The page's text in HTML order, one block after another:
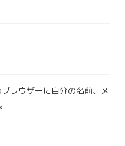
ラウザーに自分の名前、メ